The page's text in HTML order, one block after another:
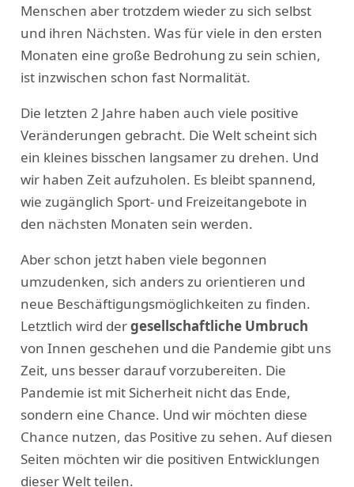
Menschen aber trotzdem wieder zu sich selbst
und ihren Nächsten. Was für viele in den ersten
Monaten eine große Bedrohung zu sein schien,
ist inzwischen schon fast Normalität.
Die letzten 2 Jahre haben auch viele positive
Veränderungen gebracht. Die Welt scheint sich
ein kleines bisschen langsamer zu drehen. Und
wir haben Zeit aufzuholen. Es bleibt spannend,
wie zugänglich Sport- und Freizeitangebote in
den nächsten Monaten sein werden.
Aber schon jetzt haben viele begonnen
umzudenken, sich anders zu orientieren und
neue Beschäftigungsmöglichkeiten zu finden.
Letztlich wird dergesellschaftliche Umbruch
von Innen geschehen und die Pandemie gibt uns
Zeit, uns besser darauf vorzubereiten. Die
Pandemie ist mit Sicherheit nicht das Ende,
sondern eine Chance. Und wir möchten diese
Chance nutzen, das Positive zu sehen. Auf diesen
Seiten möchten wir die positiven Entwicklungen
dieser Welt teilen.